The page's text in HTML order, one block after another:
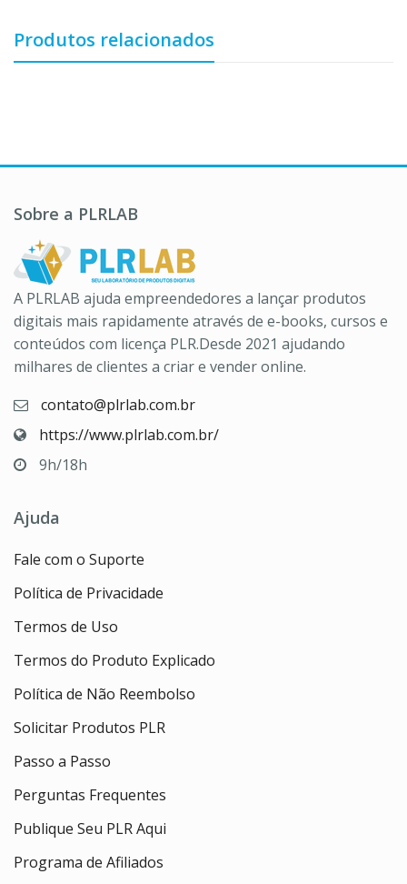
Produtos relacionados
Sobre a PLRLAB
A PLRLAB ajuda empreendedores a lançar produtos
digitais mais rapidamente através de e-books, cursos e
conteúdos com licença PLR.Desde 2021 ajudando
milhares de clientes a criar e vender online.
contato@plrlab.com.br
https://www.plrlab.com.br/
9h/18h
Ajuda
Fale com o Suporte
Política de Privacidade
Termos de Uso
Termos do Produto Explicado
Política de Não Reembolso
Solicitar Produtos PLR
Passo a Passo
Perguntas Frequentes
Publique Seu PLR Aqui
Programa de Afiliados